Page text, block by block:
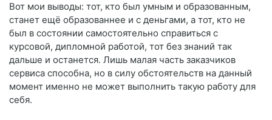
Вот мои выводы: тот, кто был умным и образованным,
станет ещё образованнее и с деньгами, а тот, кто не
был в состоянии самостоятельно справиться с
курсовой, дипломной работой, тот без знаний так
дальше и останется. Лишь малая часть заказчиков
сервиса способна, но в силу обстоятельств на данный
момент именно не может выполнить такую работу для
себя.